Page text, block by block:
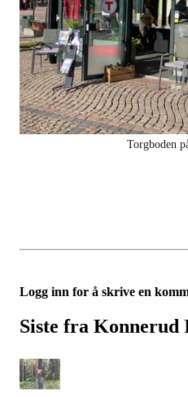
Torgboden
Logg inn for å skrive en
Siste fra Konnerud